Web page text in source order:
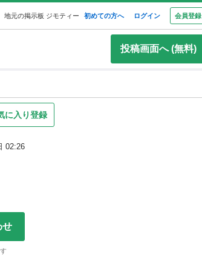
地元の掲示板 ジモティー 初めての方へ ログイン 会員登録
投稿画面へ (無料)
に入り登録
02:26
せ